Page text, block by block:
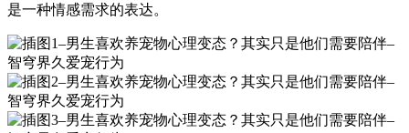
是一种情感需求的表达。